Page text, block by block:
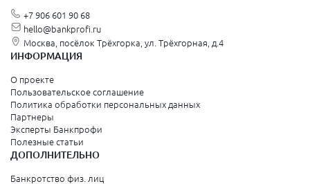
+7 906 601 90 68
hello@bankprofi.ru
Москва, посёлок Трёхгорка, ул. Трёхгорная, д.4
ИНФОРМАЦИЯ
О проекте
Пользовательское соглашение
Политика обработки персональных данных
Партнеры
Эксперты Банкпрофи
Полезные статьи
ДОПОЛНИТЕЛЬНО
Банкротство физ. лиц